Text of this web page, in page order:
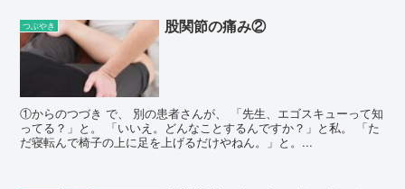
つぶやき 股関節の痛み②
①からのつづき で、 別の患者さんが、 「先生、エゴスキューって知
ってる？」と。 「いいえ。どんなことするんですか？」と私。 「た
だ寝転んで椅子の上に足を上げるだけやねん。」と。...